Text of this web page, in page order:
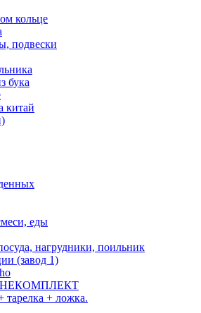
кольце
подвески
бука
китай
еды
нагрудники, поильник
(завод 1)
НЕКОМПЛЕКТ
тарелка + ложка.